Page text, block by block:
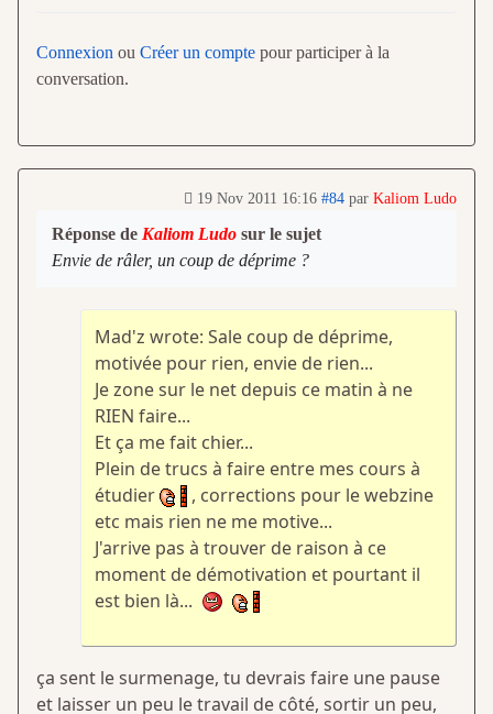
Connexion ou Créer un compte pour participer à la
conversation.
19 Nov 2011 16:16 #84 par Kaliom Ludo
Réponse de Kaliom Ludo sur le sujet
Envie de râler, un coup de déprime ?
Mad'z wrote: Sale coup de déprime,
motivée pour rien, envie de rien...
Je zone sur le net depuis ce matin à ne
RIEN faire...
Et ça me fait chier...
Plein de trucs à faire entre mes cours à
étudier
, corrections pour le webzine
etc mais rien ne me motive...
J'arrive pas à trouver de raison à ce
moment de démotivation et pourtant il
est bien là...
ça sent le surmenage, tu devrais faire une pause
et laisser un peu le travail de côté, sortir un peu,